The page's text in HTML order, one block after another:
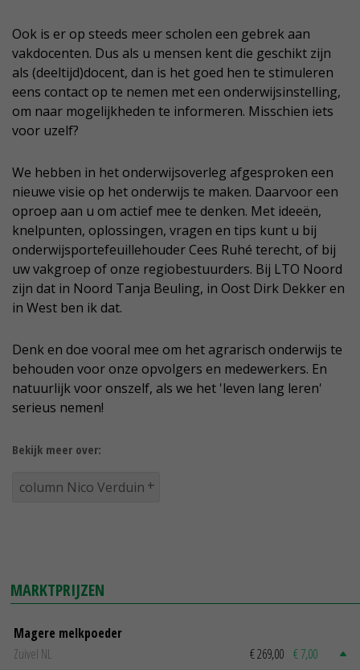
Ook is er op steeds meer scholen een gebrek aan
vakdocenten. Dus als u mensen kent die geschikt zijn
als (deeltijd)docent, dan is het goed hen te stimuleren
eens contact op te nemen met een onderwijsinstelling,
om naar mogelijkheden te informeren. Misschien iets
voor uzelf?
We hebben in het onderwijsoverleg afgesproken een
nieuwe visie op het onderwijs te maken. Daarvoor een
oproep aan u om actief mee te denken. Met ideeën,
knelpunten, oplossingen, vragen en tips kunt u bij
onderwijsportefeuillehouder Cees Ruhé terecht, of bij
uw vakgroep of onze regiobestuurders. Bij LTO Noord
zijn dat in Noord Tanja Beuling, in Oost Dirk Dekker en
in West ben ik dat.
Denk en doe vooral mee om het agrarisch onderwijs te
behouden voor onze opvolgers en medewerkers. En
natuurlijk voor onszelf, als we het 'leven lang leren'
serieus nemen!
Bekijk meer over:
column Nico Verduin
MARKTPRIJZEN
Magere melkpoeder
Zuivel NL
€ 269,00 € 7,00